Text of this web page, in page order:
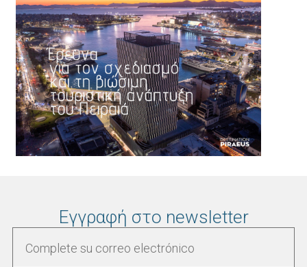
Εγγραφή στο newsletter